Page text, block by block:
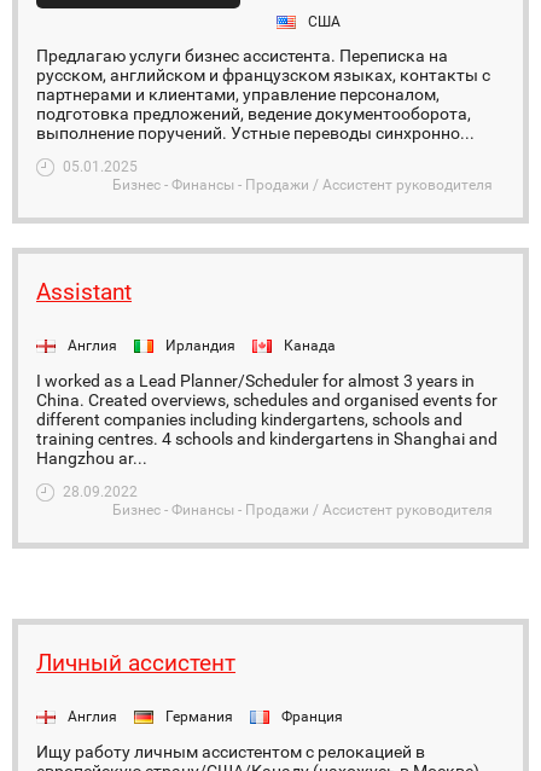
США
Предлагаю услуги бизнес ассистента. Переписка на
русском, английском и французском языках, контакты с
партнерами и клиентами, управление персоналом,
подготовка предложений, ведение документооборота,
выполнение поручений. Устные переводы синхронно...
05.01.2025
Бизнес - Финансы - Продажи / Ассистент руководителя
Assistant
Англия Ирландия Канада
I worked as a Lead Planner/Scheduler for almost 3 years in
China. Created overviews, schedules and organised events for
different companies including kindergartens, schools and
training centres. 4 schools and kindergartens in Shanghai and
Hangzhou ar...
28.09.2022
Бизнес - Финансы - Продажи / Ассистент руководителя
Личный ассистент
Англия Германия Франция
Ищу работу личным ассистентом с релокацией в